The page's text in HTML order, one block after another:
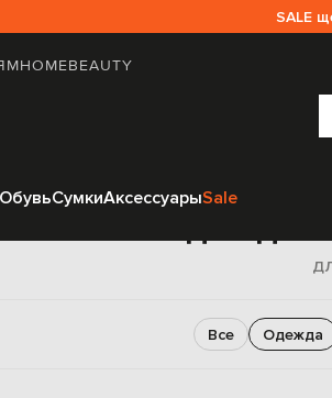
SALE
HOMEBEAUTY
ОбувьСумкиАксессуарыSale
Все Одежда